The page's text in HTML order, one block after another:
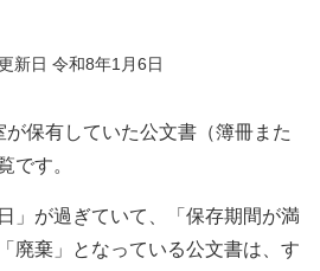
新日 令和8年1月6日
保有していた公文書（簿冊また
です。
」が過ぎていて、「保存期間が満
廃棄」となっている公文書は、す